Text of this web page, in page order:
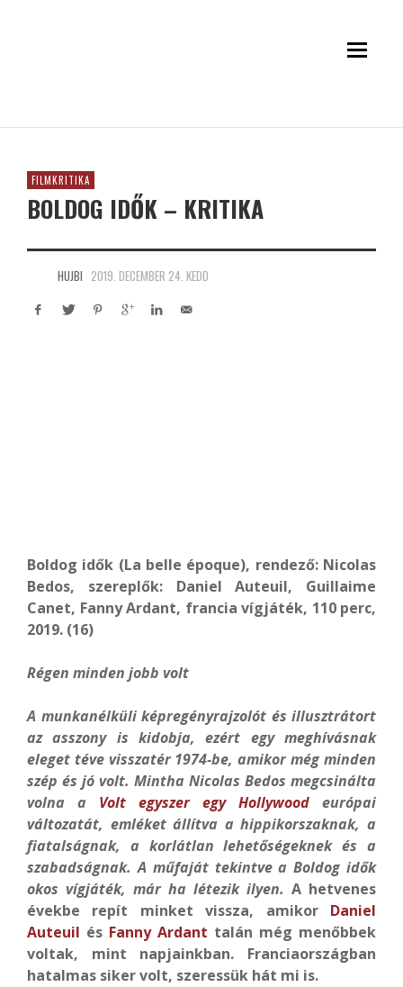
FILMKRITIKA
BOLDOG IDŐK – KRITIKA
HUJBI 2019. DECEMBER 24. KEDD
Boldog idők (La belle époque), rendező: Nicolas
Bedos, szereplők: Daniel Auteuil, Guillaime
Canet, Fanny Ardant, francia vígjáték, 110 perc,
2019. (16)
Régen minden jobb volt
A munkanélküli képregényrajzolót és illusztrátort
az asszony is kidobja, ezért egy meghívásnak
eleget téve visszatér 1974-be, amikor még minden
szép és jó volt. Mintha Nicolas Bedos megcsinálta
volna a Volt egyszer egy Hollywood európai
változatát, emléket állítva a hippikorszaknak, a
fiatalságnak, a korlátlan lehetőségeknek és a
szabadságnak. A műfaját tekintve a Boldog idők
okos vígjáték, már ha létezik ilyen. A hetvenes
évekbe repít minket vissza, amikor Daniel
Auteuil és Fanny Ardant talán még menőbbek
voltak, mint napjainkban. Franciaországban
hatalmas siker volt, szeressük hát mi is.